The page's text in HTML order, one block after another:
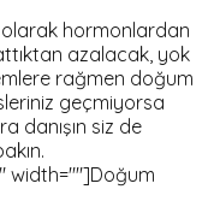
hormonlardan
azalacak, yok
rağmen doğum
geçmiyorsa
danışın siz de
width=""]Doğum